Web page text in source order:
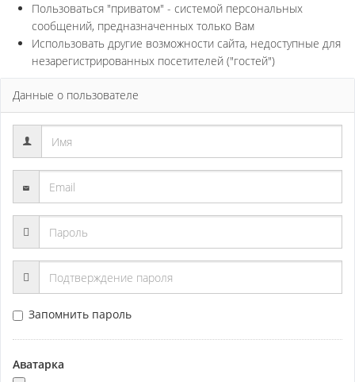
Пользоваться "приватом" - системой персональных
сообщений, предназначенных только Вам
Использовать другие возможности сайта, недоступные для
незарегистрированных посетителей ("гостей")
Данные о пользователе
Запомнить пароль
Аватарка